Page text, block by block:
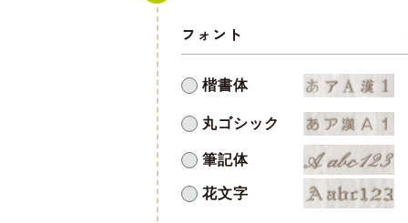
フォント
楷書体
丸ゴシック
筆記体
花文字